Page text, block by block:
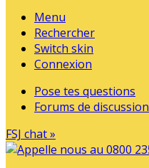
Menu
Rechercher
Switch skin
Connexion
Pose tes questions
Forums de discussion
FSJ chat »